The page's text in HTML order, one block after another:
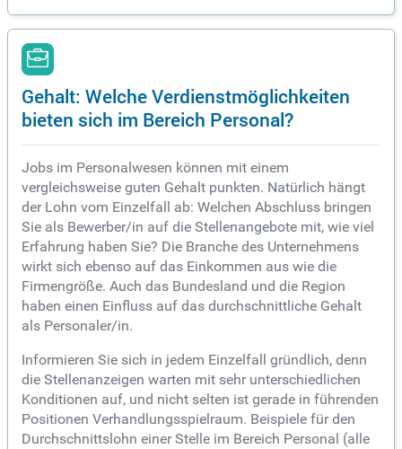
Gehalt: Welche Verdienstmöglichkeiten
bieten sich im Bereich Personal?
Jobs im Personalwesen können mit einem
vergleichsweise guten Gehalt punkten. Natürlich hängt
der Lohn vom Einzelfall ab: Welchen Abschluss bringen
Sie als Bewerber/in auf die Stellenangebote mit, wie viel
Erfahrung haben Sie? Die Branche des Unternehmens
wirkt sich ebenso auf das Einkommen aus wie die
Firmengröße. Auch das Bundesland und die Region
haben einen Einfluss auf das durchschnittliche Gehalt
als Personaler/in.
Informieren Sie sich in jedem Einzelfall gründlich, denn
die Stellenanzeigen warten mit sehr unterschiedlichen
Konditionen auf, und nicht selten ist gerade in führenden
Positionen Verhandlungsspielraum. Beispiele für den
Durchschnittslohn einer Stelle im Bereich Personal (alle